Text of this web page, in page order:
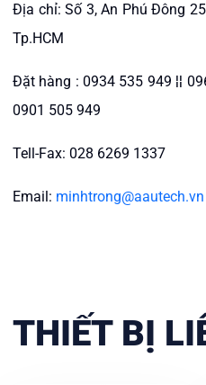
Địa chỉ: Số 3, An Phú Đông
Tp.HCM
Đặt hàng : 0934 535 949 ¦¦
0901 505 949
Tell-Fax: 028 6269 1337
Email: minhtrong@aautech.vn
THIẾT BỊ